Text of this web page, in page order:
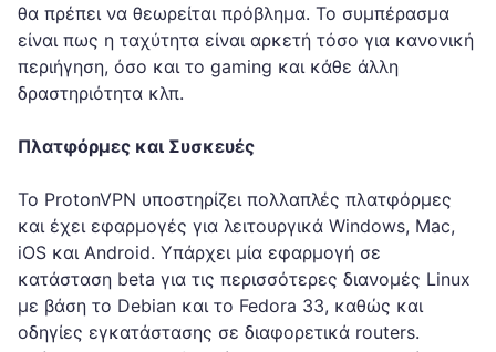
θα πρέπει να θεωρείται πρόβλημα. Το συμπέρασμα
είναι πως η ταχύτητα είναι αρκετή τόσο για κανονική
περιήγηση, όσο και το gaming και κάθε άλλη
δραστηριότητα κλπ.
Πλατφόρμες και Συσκευές
Το ProtonVPN υποστηρίζει πολλαπλές πλατφόρμες
και έχει εφαρμογές για λειτουργικά Windows, Mac,
iOS και Android. Υπάρχει μία εφαρμογή σε
κατάσταση beta για τις περισσότερες διανομές Linux
με βάση το Debian και το Fedora 33, καθώς και
οδηγίες εγκατάστασης σε διαφορετικά routers.